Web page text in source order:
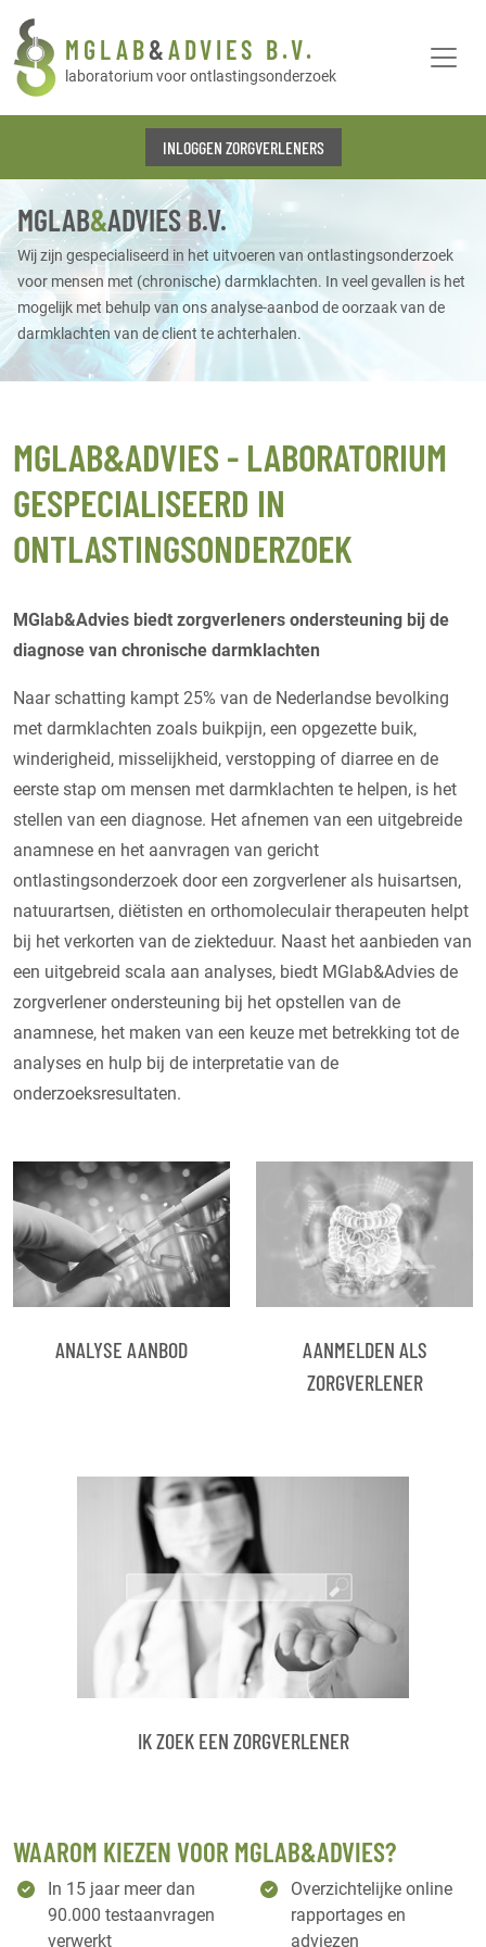
MGLAB&ADVIES B.V.
laboratorium voor ontlastingsonderzoek
INLOGGEN ZORGVERLENERS
MGLAB&ADVIES B.V.
Wij zijn gespecialiseerd in het uitvoeren van ontlastingsonderzoek
voor mensen met (chronische) darmklachten. In veel gevallen is het
mogelijk met behulp van ons analyse-aanbod de oorzaak van de
darmklachten van de client te achterhalen.
MGLAB&ADVIES - LABORATORIUM
GESPECIALISEERD IN
ONTLASTINGSONDERZOEK
MGlab&Advies biedt zorgverleners ondersteuning bij de
diagnose van chronische darmklachten
Naar schatting kampt 25% van de Nederlandse bevolking
met darmklachten zoals buikpijn, een opgezette buik,
winderigheid, misselijkheid, verstopping of diarree en de
eerste stap om mensen met darmklachten te helpen, is het
stellen van een diagnose. Het afnemen van een uitgebreide
anamnese en het aanvragen van gericht
ontlastingsonderzoek door een zorgverlener als huisartsen,
natuurartsen, diëtisten en orthomoleculair therapeuten helpt
bij het verkorten van de ziekteduur. Naast het aanbieden van
een uitgebreid scala aan analyses, biedt MGlab&Advies de
zorgverlener ondersteuning bij het opstellen van de
anamnese, het maken van een keuze met betrekking tot de
analyses en hulp bij de interpretatie van de
onderzoeksresultaten.
ANALYSE AANBOD
AANMELDEN ALS
ZORGVERLENER
IK ZOEK EEN ZORGVERLENER
WAAROM KIEZEN VOOR MGLAB&ADVIES?
In 15 jaar meer dan
90.000 testaanvragen
verwerkt
Overzichtelijke online
rapportages en
adviezen